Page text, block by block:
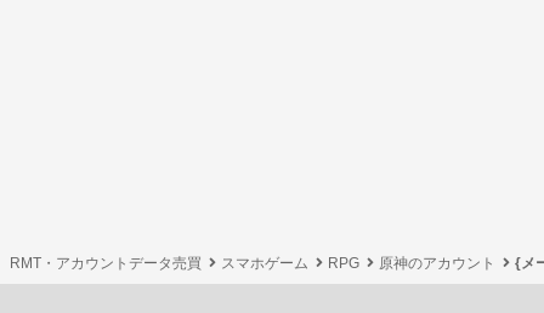
RMT・アカウントデータ売買 スマホゲーム RPG 原神のアカウント {メ